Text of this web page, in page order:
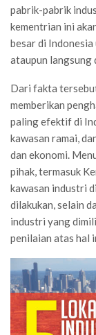
pabrik-pabrik
kementrian ini
besar di Indonesia
ataupun langsung
Dari fakta
memberikan
paling efektif di
kawasan ramai,
dan ekonomi.
pihak, termasuk
kawasan industri
dilakukan, selain
industri yang
penilaian atas hal